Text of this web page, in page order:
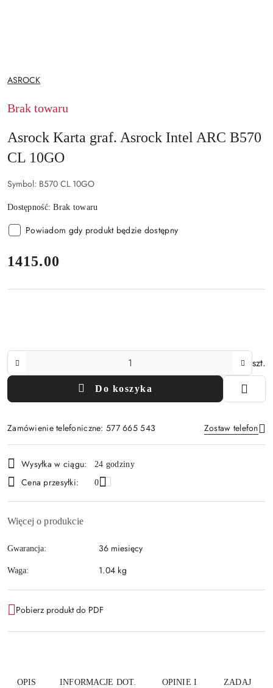
NAZWA
PRODUCENTA:
ASROCK
Brak towaru
Asrock Karta graf. Asrock Intel ARC B570
CL 10GO
Symbol: B570 CL 10GO
Dostępność:Brak towaru
Powiadom gdy produkt będzie dostępny
cena:
1415.00
szt.
Do koszyka
Zamówienie telefoniczne: 577 665 543 Zostaw telefon
i
dostawa
Wysyłka w ciągu: 24 godziny
Cena przesyłki: 0
Więcej o produkcie
Gwarancja: 36 miesięcy
Waga: 1.04 kg
Pobierz produkt do PDF
OPIS
INFORMACJE DOT.
OPINIE I
ZADAJ